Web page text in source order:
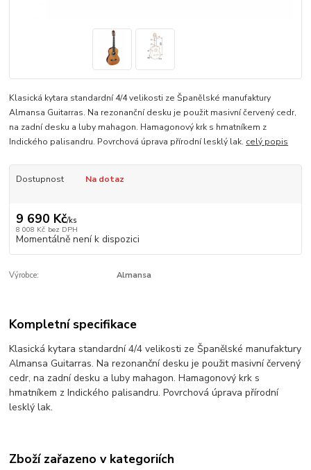
Klasická kytara standardní 4/4 velikosti ze Španělské manufaktury
Almansa Guitarras. Na rezonanční desku je použit masivní červený cedr,
na zadní desku a luby mahagon. Hamagonový krk s hmatníkem z
Indického palisandru. Povrchová úprava přírodní lesklý lak. celý popis
Dostupnost Na dotaz
9 690 Kč/ks
8 008 Kč bez DPH
Momentálně není k dispozici
Výrobce: Almansa
Kompletní specifikace
Klasická kytara standardní 4/4 velikosti ze Španělské manufaktury
Almansa Guitarras. Na rezonanční desku je použit masivní červený
cedr, na zadní desku a luby mahagon. Hamagonový krk s
hmatníkem z Indického palisandru. Povrchová úprava přírodní
lesklý lak.
Zboží zařazeno v kategoriích